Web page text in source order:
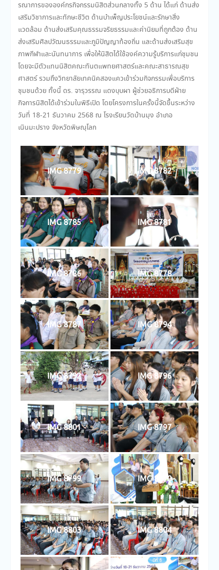
รณาการขององค์กรกิจกรรมนิสิตส่วนกลางทั้ง 5 ด้าน ได้แก่ ด้านส่ง
เสริมวิชาการและทักษะชีวิต ด้านบำเพ็ญประโยชน์และรักษาสิ่ง
แวดล้อม ด้านส่งเสริมคุณธรรมจริยธรรมและค่านิยมที่ถูกต้อง ด้าน
ส่งเสริมศิลปวัฒนธรรมและภูมิปัญญาท้องถิ่น และด้านส่งเสริมสุข
ภาพกีฬาและนันทนาการ เพื่อให้นิสิตได้ใช้องค์ความรู้บริการแก่ชุมชน
โดยจะมีตัวแทนนิสิตคณะทันตแพทยศาสตร์และคณะสาธารณสุข
ศาสตร์ รวมถึงวิทยาลัยเทคนิคสองแควเข้าร่วมกิจกรรมเพื่อบริการ
ชุมชนด้วย ทั้งนี้ ดร. จารุวรรณ แดงบุบผา ผู้ช่วยอธิการบดีฝ่าย
กิจการนิสิตได้เข้าร่วมในพิธีเปิด โดยโครงการในครั้งนี้จัดขึ้นระหว่าง
วันที่ 18-21 ธันวาคม 2568 ณ โรงเรียนวัดบ้านมุง อำเภอ
เนินมะปราง จังหวัดพิษณุโลก
IMG 8779 IMG 8782
IMG 8785 IMG 8781
IMG 8786 IMG 8778
IMG 8787 IMG 8794
IMG 8792 IMG 8796
IMG 8801 IMG 8797
IMG 8799 IMG 8810
IMG 8803 IMG 8804